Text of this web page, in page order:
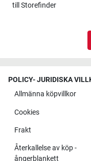
till Storefinder
POLICY- JURIDISKA
Allmänna köpvillkor
Cookies
Frakt
Återkallelse av köp -
ångerblankett